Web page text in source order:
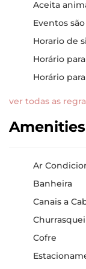
Aceita
Eventos
Horario de
Horário
Horário
ver todas as
Ar
Banheira
Canais a
Cofre